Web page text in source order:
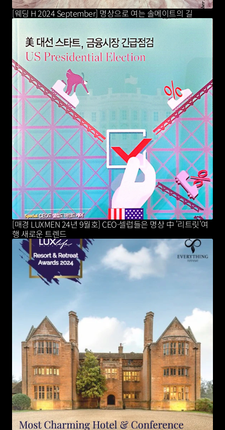
[웨딩 H 2024 September] 명상으로 여는 솔메이트의 길
[매경 LUXMEN 24년 9월호] CEO·셀럽들은 명상 中 '리트릿'여
행 새로운 트렌드